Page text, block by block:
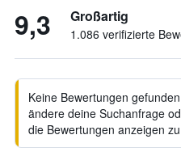
9,3 Großartig
1.086 verifizierte
Keine Bewertungen
ändere deine Suchanfrage
die Bewertungen anzeigen